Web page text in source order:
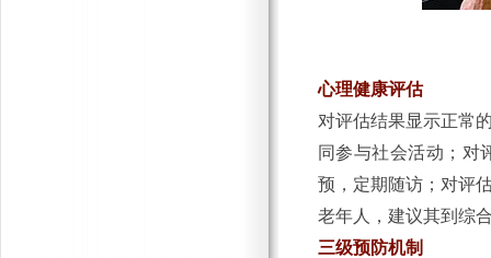
心理健康评估
对评估结果显示正常
同参与社会活动；对
预，定期随访；对评
老年人，建议其到综
三级预防机制